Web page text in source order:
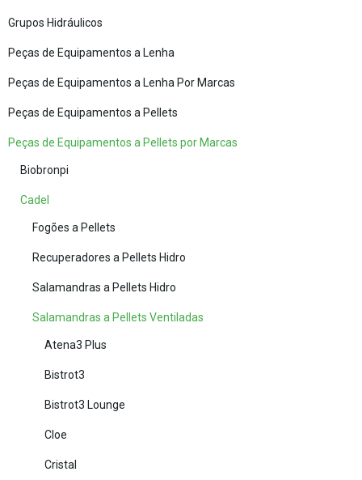
Grupos Hidráulicos
Peças de Equipamentos a Lenha
Peças de Equipamentos a Lenha Por Marcas
Peças de Equipamentos a Pellets
Peças de Equipamentos a Pellets por Marcas
Biobronpi
Cadel
Fogões a Pellets
Recuperadores a Pellets Hidro
Salamandras a Pellets Hidro
Salamandras a Pellets Ventiladas
Atena3 Plus
Bistrot3
Bistrot3 Lounge
Cloe
Cristal